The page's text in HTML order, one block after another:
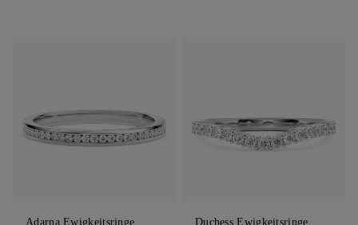
Adarna Ewigkeitsringe Duchess Ewigkeitsringe